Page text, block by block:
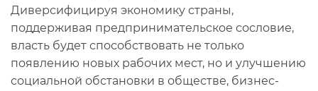
Диверсифицируя экономику страны,
поддерживая предпринимательское сословие,
власть будет способствовать не только
появлению новых рабочих мест, но и улучшению
социальной обстановки в обществе, бизнес-